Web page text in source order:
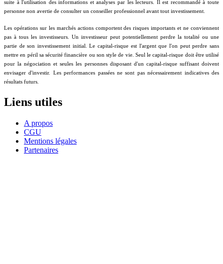
suite à l'utilisation des informations et analyses par les lecteurs. Il est recommandé à toute
personne non avertie de consulter un conseiller professionnel avant tout investissement.
Les opérations sur les marchés actions comportent des risques importants et ne conviennent
pas à tous les investisseurs. Un investisseur peut potentiellement perdre la totalité ou une
partie de son investissement initial. Le capital-risque est l'argent que l'on peut perdre sans
mettre en péril sa sécurité financière ou son style de vie. Seul le capital-risque doit être utilisé
pour la négociation et seules les personnes disposant d'un capital-risque suffisant doivent
envisager d'investir. Les performances passées ne sont pas nécessairement indicatives des
résultats futurs.
Liens utiles
A propos
CGU
Mentions légales
Partenaires